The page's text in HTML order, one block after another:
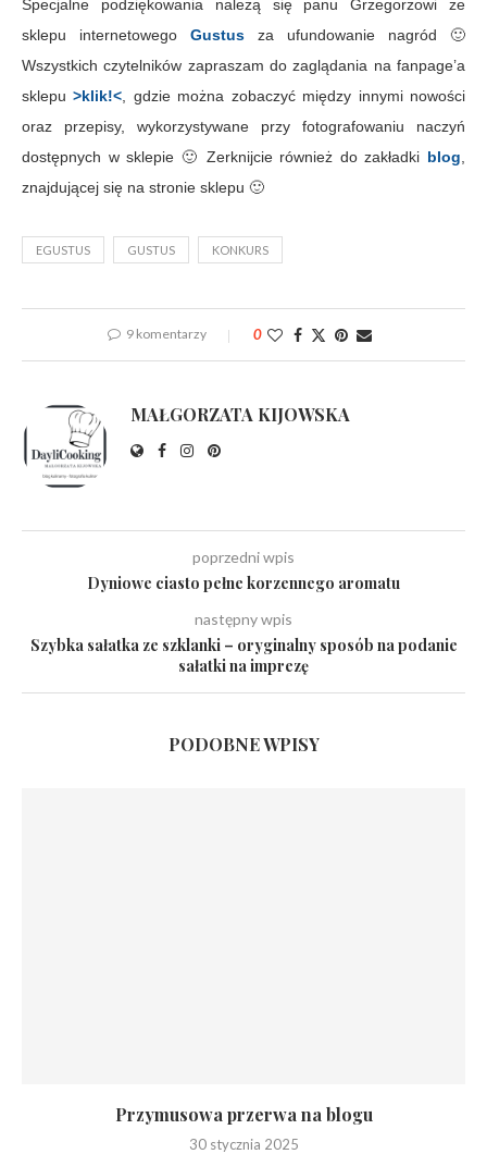
Specjalne podziękowania należą się panu Grzegorzowi ze
sklepu internetowego Gustus za ufundowanie nagród 🙂
Wszystkich czytelników zapraszam do zaglądania na fanpage’a
sklepu>klik!< , gdzie można zobaczyć między innymi nowości
oraz przepisy, wykorzystywane przy fotografowaniu naczyń
dostępnych w sklepie 🙂 Zerknijcie również do zakładki blog
znajdującej się na stronie sklepu 🙂
EGUSTUS GUSTUS KONKURS
9 komentarzy 0
MAŁGORZATA KIJOWSKA
poprzedni wpis
Dyniowe ciasto pełne korzennego aromatu
następny wpis
Szybka sałatka ze szklanki – oryginalny sposób na podanie
sałatki na imprezę
PODOBNE WPISY
Przymusowa przerwa na blogu
30 stycznia 2025